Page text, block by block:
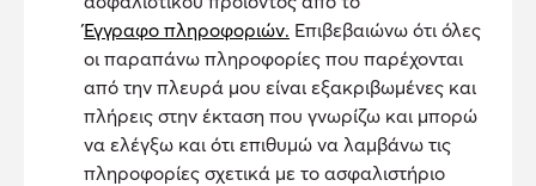
Έγγραφο πληροφοριών. Επιβεβαιώνω ότι όλες
οι παραπάνω πληροφορίες που παρέχονται
από την πλευρά μου είναι εξακριβωμένες και
πλήρεις στην έκταση που γνωρίζω και μπορώ
να ελέγξω και ότι επιθυμώ να λαμβάνω τις
πληροφορίες σχετικά με το ασφαλιστήριο